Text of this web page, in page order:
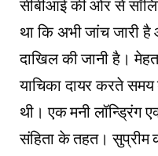
सीबीआई की ओर से
था कि अभी जांच जारी
दाखिल की जानी है।
याचिका दायर करते
थी। एक मनी लॉन्ड्रिंग
संहिता के तहत। सुप्रीम